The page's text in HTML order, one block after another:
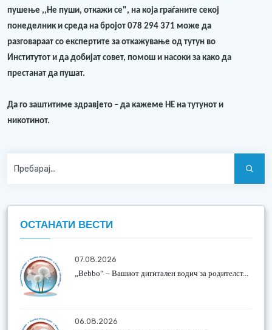
пушење ,,Не пуши, откажи се", на која граѓаните секој
понеделник и среда на бројот 078 294 371 може да
разговараат со експертите за откажување од тутун во
Институтот и да добијат совет, помош и насоки за како да
престанат да пушат.
Да го заштитиме здравјето – да кажеме НЕ на тутунот и
никотинот.
ОСТАНАТИ ВЕСТИ
07.08.2026
„Bebbo“ – Вашиот дигитален водич за родителст...
06.08.2026